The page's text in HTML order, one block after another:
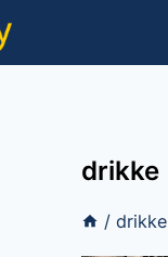
drikke
/ drikke